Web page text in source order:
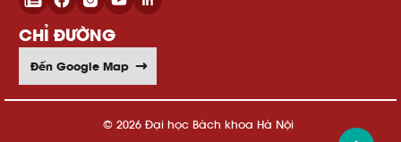
CHỈ ĐƯỜNG
Đến Google Map
© 2026 Đại học Bách khoa Hà Nội